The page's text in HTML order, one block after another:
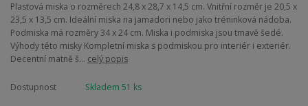
Plastová miska o rozměrech 24,8 x 28,7 x 14,5 cm. Vnitřní rozměr je 20,5 x
23,5 x 13,5 cm. Ideální miska na jamadori nebo jako tréninková nádoba.
Podmiska má rozměry 34 x 24 cm. Miska i podmiska jsou tmavě šedé.
Výhody této misky Kompletní miska s podmiskou pro interiér i exteriér.
Decentní matně š... celý popis
Dostupnost Skladem 51 ks